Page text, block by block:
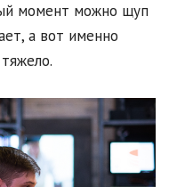
момент можно щуп
а вот именно